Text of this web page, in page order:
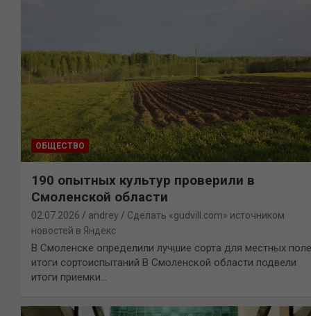
ОБЩЕСТВО
190 опытных культур проверили в
Смоленской области
02.07.2026 andrey
Сделать «gudvill.com» источником
новостей в Яндекс
В Смоленске определили лучшие сорта для местных
итоги сортоиспытаний В Смоленской области подвели
итоги приемки…